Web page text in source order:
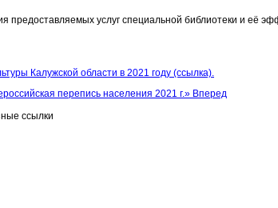
предоставляемых услуг специальной библиотеки и её
Калужской области в 2021 году (ссылка).
перепись населения 2021 г.» Вперед
ссылки